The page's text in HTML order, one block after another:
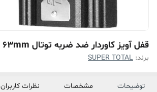
قفل آویز کاوردار ضد ضربه توتال 63mm
برند: SUPER TOTAL
توضیحات مشخصات نظرات کاربران